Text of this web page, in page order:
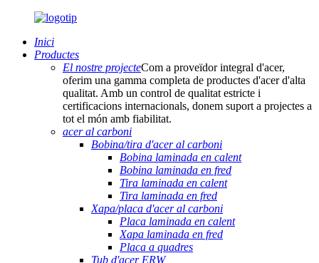
Inici
Productes
El nostre projecteCom a proveïdor integral d'acer,
oferim una gamma completa de productes d'acer d'alta
qualitat. Amb un control de qualitat estricte i
certificacions internacionals, donem suport a projectes a
tot el món amb fiabilitat.
acer al carboni
Bobina/tira d'acer al carboni
Bobina laminada en calent
Bobina laminada en fred
Tira laminada en calent
Tira laminada en fred
Xapa/placa d'acer al carboni
Placa laminada en calent
Xapa laminada en fred
Placa a quadres
Tub d'acer ERW